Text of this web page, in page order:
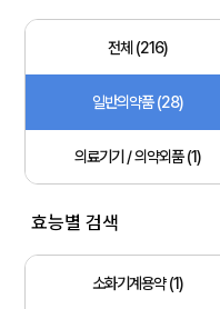
전체 (216)
일반의약품 (28)
의료기기 / 의약외품 (1)
효능별 검색
소화기계용약 (1)